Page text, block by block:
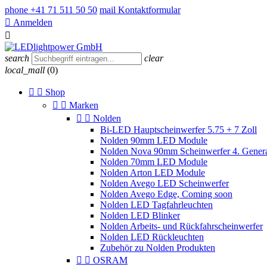
phone +41 71 511 50 50 mail Kontaktformular
 Anmelden

search
clear
local_mall (0)
  Shop
  Marken
  Nolden
Bi-LED Hauptscheinwerfer 5.75 + 7 Zoll
Nolden 90mm LED Module
Nolden Nova 90mm Scheinwerfer 4.
Nolden 70mm LED Module
Nolden Arton LED Module
Nolden Avego LED Scheinwerfer
Nolden Avego Edge, Coming soon
Nolden LED Tagfahrleuchten
Nolden LED Blinker
Nolden Arbeits- und Rückfahrscheinwerfer
Nolden LED Rückleuchten
Zubehör zu Nolden Produkten
  OSRAM